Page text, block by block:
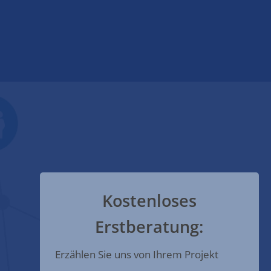
Kostenloses
Erstberatung:
Erzählen Sie uns von Ihrem Projekt